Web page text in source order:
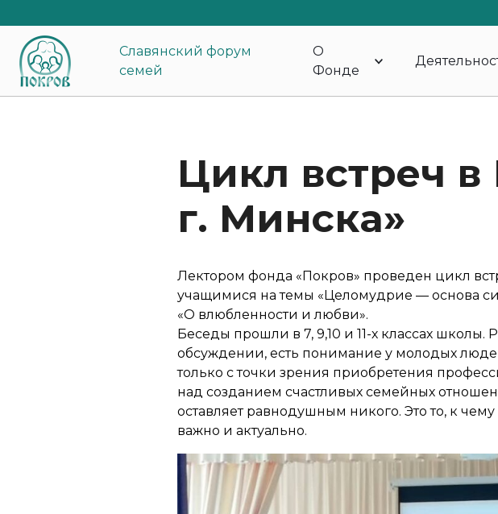
Славянский форум
семей
О
Фонде
Цикл встреч
г. Минска»
Лектором фонда «Покров» проведен цикл
учащимися на темы «Целомудрие — основа
«О влюбленности и любви».
Беседы прошли в 7, 9,10 и 11-х классах школы.
обсуждении, есть понимание у молодых
только с точки зрения приобретения
над созданием счастливых семейных
оставляет равнодушным никого. Это то, к
важно и актуально.